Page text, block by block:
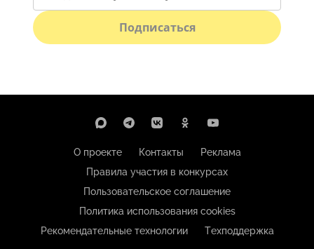
Подписаться
О проекте Контакты
Реклама
Правила участия в конкурсах
Пользовательское соглашение
Политика использования cookies
Рекомендательные технологии
Техподдержка